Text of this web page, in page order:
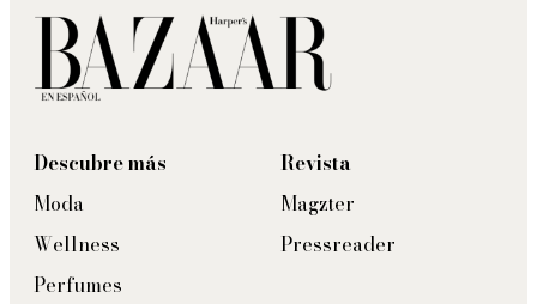
Descubre más
Moda
Wellness
Perfumes
Revista
Magzter
Pressreader